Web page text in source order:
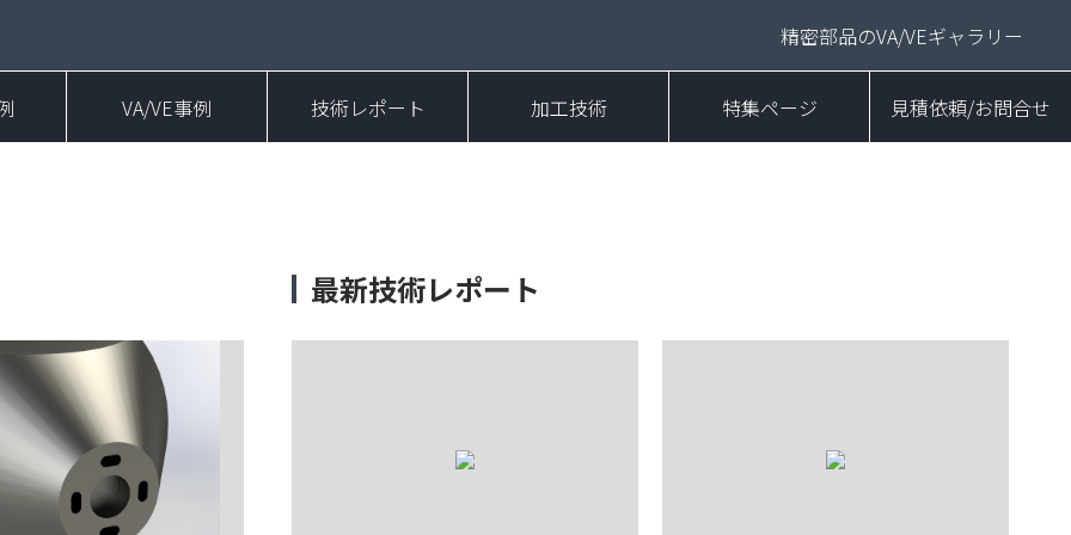
精密部品のVA/VEギャラリー
VA/VE事例 技術レポート 加工技術 特集ページ 見積依頼/お問合せ
最新技術レポート